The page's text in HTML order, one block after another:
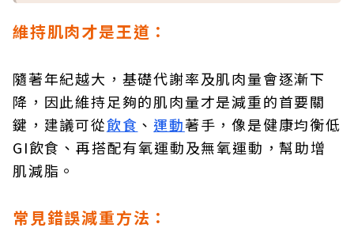
維持肌肉才是王道：
隨著年紀越大，基礎代謝率及肌肉量會逐漸下
降，因此維持足夠的肌肉量才是減重的首要關
鍵，建議可從飲食 、 運動著手，像是健康均衡低
GI飲食、再搭配有氧運動及無氧運動，幫助增
肌減脂。
常見錯誤減重方法：